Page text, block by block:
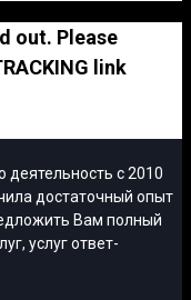
out. Please
link
с 2010
достаточный опыт
Вам полный
услуг ответ-